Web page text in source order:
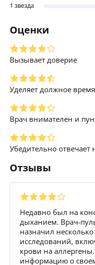
1 звезда
Оценки
Вызывает доверие
Уделяет должное
Врач внимателен и
Убедительно отвечает
Отзывы
Недавно был на
дыханием. Врач-
назначил
исследований,
крови на
информацию о